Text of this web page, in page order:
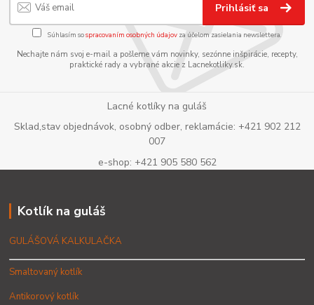
Prihlásiť sa
Súhlasím sospracovaním osobných údajov za účelom zasielania newslettera.
Nechajte nám svoj e-mail a pošleme vám novinky, sezónne inšpirácie, recepty,
praktické rady a vybrané akcie z Lacnekotliky.sk.
Lacné kotlíky na guláš
Sklad,stav objednávok, osobný odber, reklamácie: +421 902 212
007
e-shop: +421 905 580 562
Kotlík na guláš
GULÁŠOVÁ KALKULAČKA
Smaltovaný kotlík
Antikorový kotlík